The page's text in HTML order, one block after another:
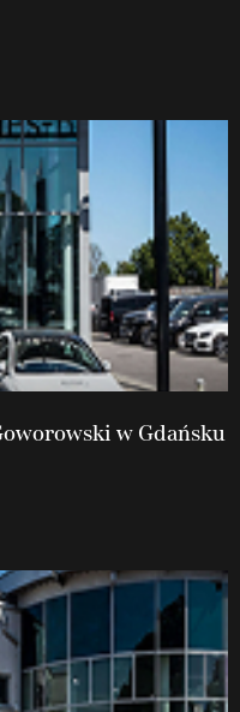
w Gdańsku